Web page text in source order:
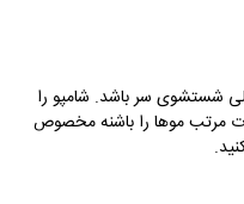
شستشوی سر باشد. شامپو را
دقیقه روی موها بماند. در طول این مدت مرتب موها را باشنه مخصوص